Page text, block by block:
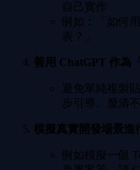
自己實作
例如：「如何
表？」
善用 ChatGPT 作為
避免單純複製
步引導、釐清
模擬真實開發場景進
例如模擬一個